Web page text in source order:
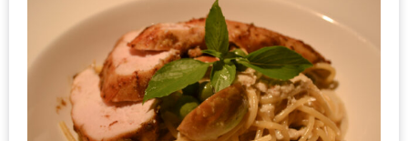
คุย
นโยบาย
ความ
เป็น
ส่วน